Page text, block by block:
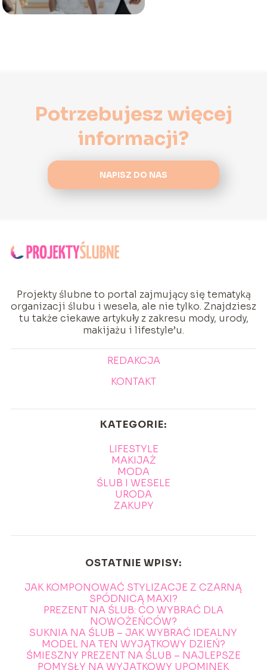
Potrzebujesz więcej
informacji?
NAPISZ DO NAS
Projekty ślubne to portal zajmujący się tematyką
organizacji ślubu i wesela, ale nie tylko. Znajdziesz
tu także ciekawe artykuły z zakresu mody, urody,
makijażu i lifestyle’u.
REDAKCJA
KONTAKT
KATEGORIE:
LIFESTYLE
MAKIJAŻ
MODA
ŚLUB I WESELE
URODA
ZAKUPY
OSTATNIE WPISY:
JAK KOMPONOWAĆ STYLIZACJE Z CZARNĄ
SPÓDNICĄ MAXI?
PREZENT NA ŚLUB: CO WYBRAĆ DLA
NOWOŻEŃCÓW?
SUKNIA NA ŚLUB – JAK WYBRAĆ IDEALNY
MODEL NA TEN WYJĄTKOWY DZIEŃ?
ŚMIESZNY PREZENT NA ŚLUB – NAJLEPSZE
POMYSŁY NA WYJĄTKOWY UPOMINEK